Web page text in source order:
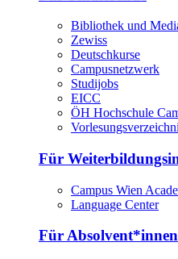
Bibliothek und
Zewiss
Deutschkurse
Campusnetzwerk
Studijobs
EICC
ÖH Hochschule
Für
Campus Wien
Language Center
Für Absolvent*innen